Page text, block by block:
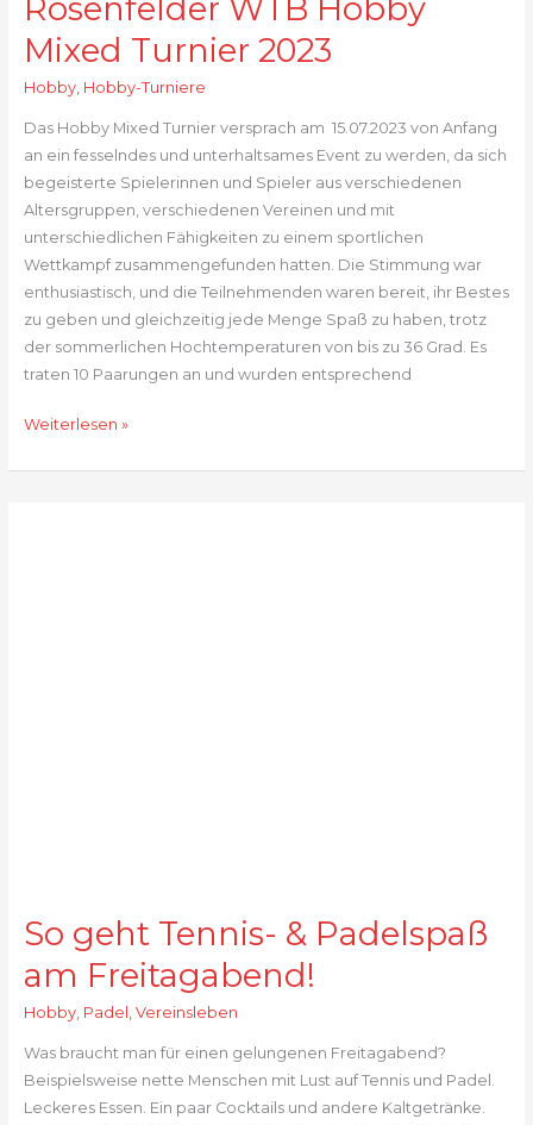
Rosenfelder WTB Hobby
Mixed Turnier 2023
Hobby, Hobby-Turniere
Das Hobby Mixed Turnier versprach am 15.07.2023 von Anfang
an ein fesselndes und unterhaltsames Event zu werden, da sich
begeisterte Spielerinnen und Spieler aus verschiedenen
Altersgruppen, verschiedenen Vereinen und mit
unterschiedlichen Fähigkeiten zu einem sportlichen
Wettkampf zusammengefunden hatten. Die Stimmung war
enthusiastisch, und die Teilnehmenden waren bereit, ihr Bestes
zu geben und gleichzeitig jede Menge Spaß zu haben, trotz
der sommerlichen Hochtemperaturen von bis zu 36 Grad. Es
traten 10 Paarungen an und wurden entsprechend
Rosenfelder
Weiterlesen »
So geht Tennis- & Padelspaß
am Freitagabend!
Hobby, Padel , Vereinsleben
Was braucht man für einen gelungenen Freitagabend?
Beispielsweise nette Menschen mit Lust auf Tennis und Padel.
Leckeres Essen. Ein paar Cocktails und andere Kaltgetränke.